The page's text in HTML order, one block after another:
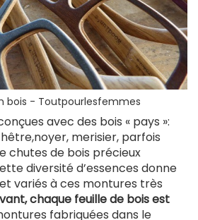
bois - Toutpourlesfemmes
avec des bois « pays »:
merisier, parfois
chutes de bois précieux
diversité d’essences donne
variés à ces montures très
chaque feuille de bois est
fabriquées dans le